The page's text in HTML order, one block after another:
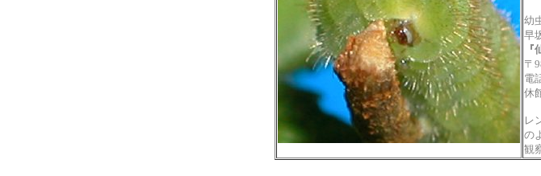
幼
早
〒
電
休
レ
の
観